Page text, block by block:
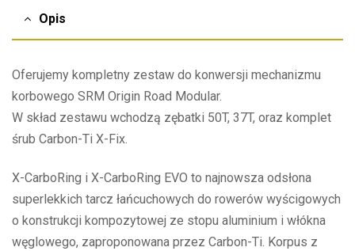
Opis
Oferujemy kompletny zestaw do konwersji mechanizmu
korbowego SRM Origin Road Modular.
W skład zestawu wchodzą zębatki 50T, 37T, oraz komplet
śrub Carbon-Ti X-Fix.
X-CarboRing i X-CarboRing EVO to najnowsza odsłona
superlekkich tarcz łańcuchowych do rowerów wyścigowych
o konstrukcji kompozytowej ze stopu aluminium i włókna
węglowego, zaproponowana przez Carbon-Ti. Korpus z